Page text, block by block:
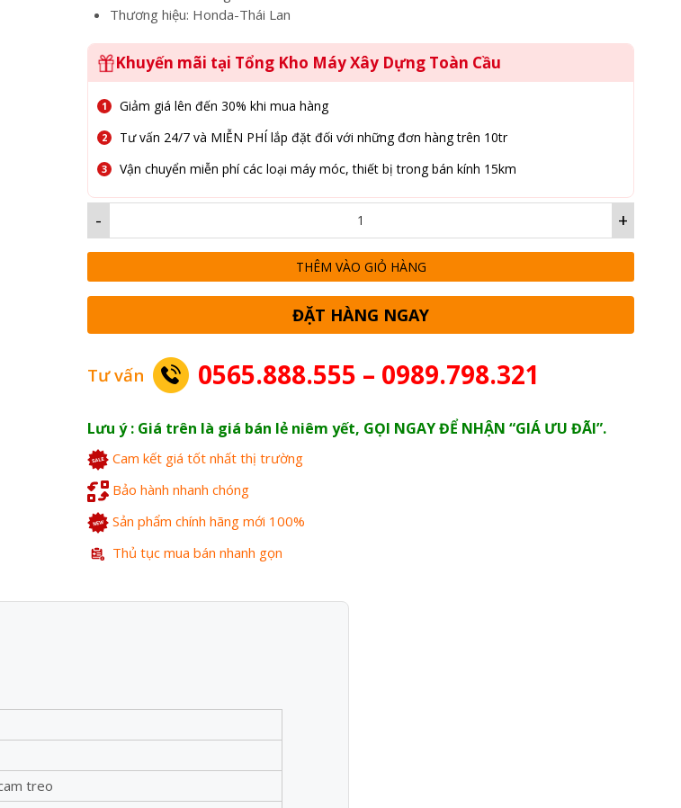
Thương hiệu: Honda-Thái Lan
Khuyến mãi tại Tổng Kho Máy Xây Dựng Toàn Cầu
Giảm giá lên đến 30% khi mua hàng
Tư vấn 24/7 và MIỄN PHÍ lắp đặt đối với những đơn hàng trên 10tr
Vận chuyển miễn phí các loại máy móc, thiết bị trong bán kính 15km
+
-
THÊM VÀO GIỎ HÀNG
ĐẶT HÀNG NGAY
Tư vấn 0565.888.555 – 0989.798.321
Lưu ý : Giá trên là giá bán lẻ niêm yết, GỌI NGAY ĐỂ NHẬN “GIÁ ƯU ĐÃI”.
Cam kết giá tốt nhất thị trường
Bảo hành nhanh chóng
Sản phẩm chính hãng mới 100%
Thủ tục mua bán nhanh gọn
treo